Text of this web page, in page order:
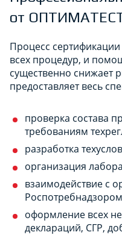
от
Процесс
всех процедур, и
существенно снижает
предоставляет весь
проверка состава
требованиям
разработка
организация
взаимодействие с
оформление всех
деклараций, СГР,